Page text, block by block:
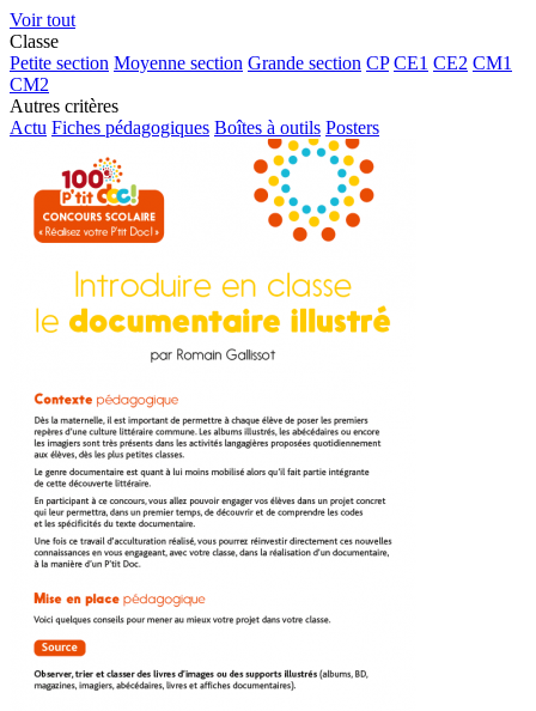
Voir tout
Classe
Petite section Moyenne section Grande section CP CE1 CE2 CM1
CM2
Autres critères
Actu Fiches pédagogiques Boîtes à outils Posters